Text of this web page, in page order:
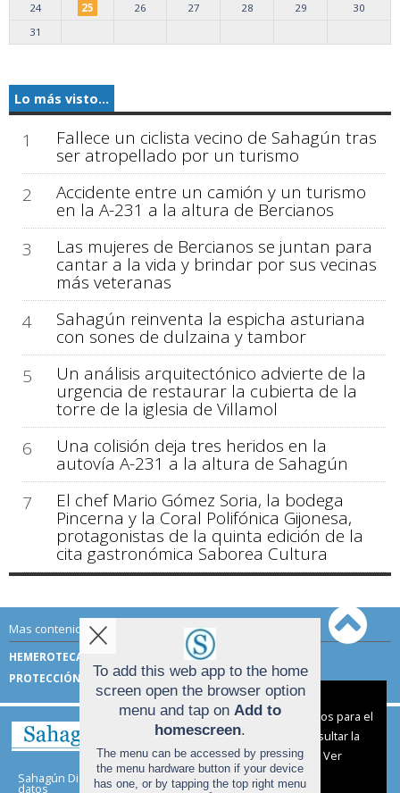
24
25 26 27 28 29
30
31
Lo más visto...
1 Fallece un ciclista vecino de Sahagún tras
ser atropellado por un turismo
2
Accidente entre un camión y un turismo
en la A-231 a la altura de Bercianos
3
Las mujeres de Bercianos se juntan para
cantar a la vida y brindar por sus vecinas
más veteranas
4
Sahagún reinventa la espicha asturiana
con sones de dulzaina y tambor
5
Un análisis arquitectónico advierte de la
urgencia de restaurar la cubierta de la
torre de la iglesia de Villamol
6
Una colisión deja tres heridos en la
autovía A-231 a la altura de Sahagún
7
El chef Mario Gómez Soria, la bodega
Pincerna y la Coral Polifónica Gijonesa,
protagonistas de la quinta edición de la
cita gastronómica Saborea Cultura
Mas contenido de Sahagún Digital:
HEMEROTECA
TÉRMINOS DE USO
PROTECCIÓN DE DATOS
Sahagún Digital | Términos de uso|Protección de
datos
To add this web app to the home
screen open the browser option
menu and tap on Add to
homescreen.
The menu can be accessed by pressing
the menu hardware button if your device
has one, or by tapping the top right menu
Aviso sobre el Uso de cookies:
Utilizamos cookies nuestras y de terceros para el
funcionamiento del digital. Puedes consultar la
lista de cookies y como desconectarlas.
Ver
nuestra Política de Privacidad y Cookies